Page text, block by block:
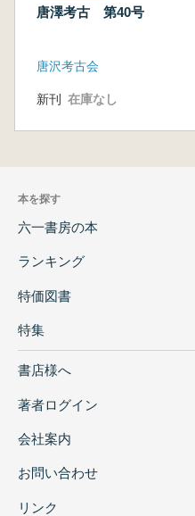
唐澤考古 第40号
唐沢考古会
新刊 在庫なし
本を探す
六一書房の本
ランキング
特価図書
特集
書店様へ
著者ログイン
会社案内
お問い合わせ
リンク